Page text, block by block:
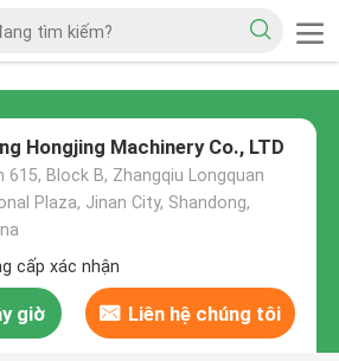
Hongjing Machinery Co., LTD
615, Block B, Zhangqiu Longquan
Plaza, Jinan City, Shandong,
cấp xác nhận
giờ Liên hệ chúng tôi